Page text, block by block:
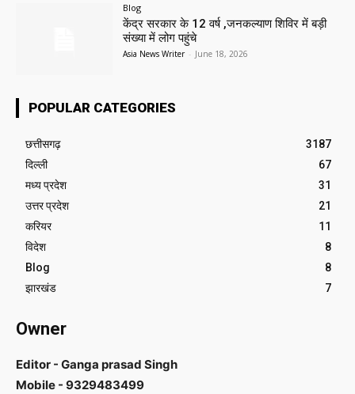
Blog
केंद्र सरकार के 12 वर्ष ,जनकल्याण शिविर में बड़ी
संख्या में लोग पहुंचे
Asia News Writer - June 18, 2026
POPULAR CATEGORIES
छत्तीसगढ़
3187
दिल्ली
67
मध्य प्रदेश
31
उत्तर प्रदेश
21
करियर
11
विदेश
8
Blog
8
झारखंड
7
Owner
Editor - Ganga prasad Singh
Mobile - 9329483499